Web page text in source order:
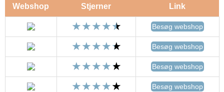
Webshop Stjerner Link
Besøg webshop
Besøg webshop
Besøg webshop
Besøg webshop